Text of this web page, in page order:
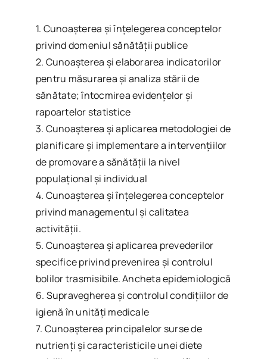
1. Cunoaşterea şi înţelegerea conceptelor
privind domeniul sănătăţii publice
2. Cunoașterea şi elaborarea indicatorilor
pentru măsurarea şi analiza stării de
sănătate; întocmirea evidenţelor şi
rapoartelor statistice
3. Cunoaşterea şi aplicarea metodologiei de
planificare și implementare a intervențiilor
de promovare a sănătății la nivel
populațional și individual
4. Cunoaşterea şi înţelegerea conceptelor
privind managementul și calitatea
activității.
5. Cunoașterea și aplicarea prevederilor
specifice privind prevenirea și controlul
bolilor trasmisibile. Ancheta epidemiologică
6. Supravegherea și controlul condițiilor de
igienă în unități medicale
7. Cunoaşterea principalelor surse de
nutrienţi şi caracteristicile unei diete